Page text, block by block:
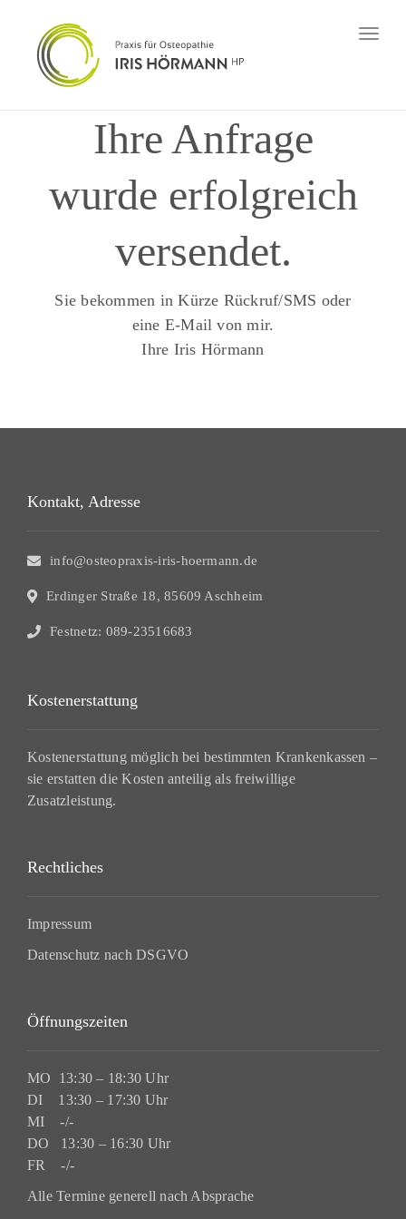
Ihre Anfrage
wurde erfolgreich
versendet.
Sie bekommen in Kürze Rückruf/SMS oder
eine E-Mail von mir.
Ihre Iris Hörmann
Kontakt, Adresse
info@osteopraxis-iris-hoermann.de
Erdinger Straße 18, 85609 Aschheim
Festnetz: 089-23516683
Kostenerstattung
Kostenerstattung möglich bei bestimmten Krankenkassen –
sie erstatten die Kosten anteilig als freiwillige
Zusatzleistung.
Rechtliches
Impressum
Datenschutz nach DSGVO
Öffnungszeiten
MO 13:30 – 18:30 Uhr
DI 13:30 – 17:30 Uhr
MI -/-
DO 13:30 – 16:30 Uhr
FR -/-
Alle Termine generell nach Absprache